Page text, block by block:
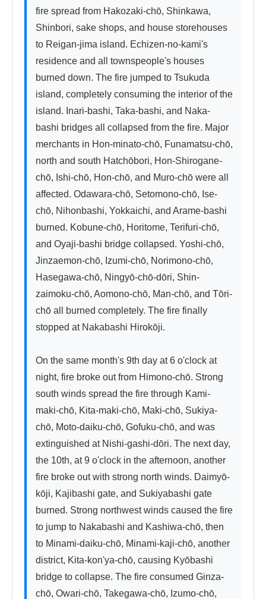
fire spread from Hakozaki-chō, Shinkawa,
Shinbori, sake shops, and house storehouses
to Reigan-jima island. Echizen-no-kami's
residence and all townspeople's houses
burned down. The fire jumped to Tsukuda
island, completely consuming the interior of the
island. Inari-bashi, Taka-bashi, and Naka-
bashi bridges all collapsed from the fire. Major
merchants in Hon-minato-chō, Funamatsu-chō,
north and south Hatchōbori, Hon-Shirogane-
chō, Ishi-chō, Hon-chō, and Muro-chō were all
affected. Odawara-chō, Setomono-chō, Ise-
chō, Nihonbashi, Yokkaichi, and Arame-bashi
burned. Kobune-chō, Horitome, Terifuri-chō,
and Oyaji-bashi bridge collapsed. Yoshi-chō,
Jinzaemon-chō, Izumi-chō, Norimono-chō,
Hasegawa-chō, Ningyō-chō-dōri, Shin-
zaimoku-chō, Aomono-chō, Man-chō, and Tōri-
chō all burned completely. The fire finally
stopped at Nakabashi Hirokōji.
On the same month's 9th day at 6 o'clock at
night, fire broke out from Himono-chō. Strong
south winds spread the fire through Kami-
maki-chō, Kita-maki-chō, Maki-chō, Sukiya-
chō, Moto-daiku-chō, Gofuku-chō, and was
extinguished at Nishi-gashi-dōri. The next day,
the 10th, at 9 o'clock in the afternoon, another
fire broke out with strong north winds. Daimyō-
kōji, Kajibashi gate, and Sukiyabashi gate
burned. Strong northwest winds caused the fire
to jump to Nakabashi and Kashiwa-chō, then
to Minami-daiku-chō, Minami-kaji-chō, another
district, Kita-kon'ya-chō, causing Kyōbashi
bridge to collapse. The fire consumed Ginza-
chō, Owari-chō, Takegawa-chō, Izumo-chō,